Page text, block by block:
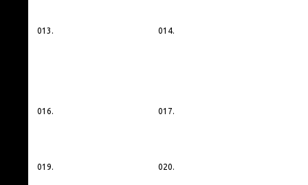
013. 014.
016. 017.
019. 020.